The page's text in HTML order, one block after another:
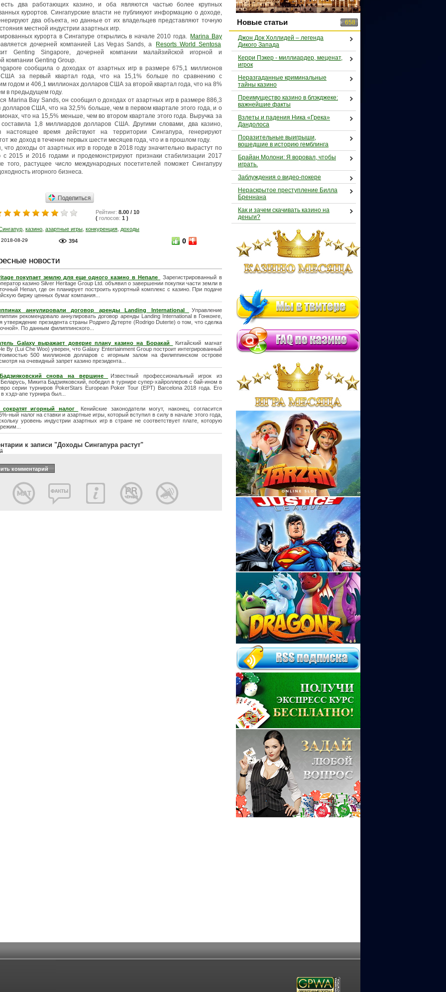
два работающих казино, и оба являются частью более крупных
курортов. Сингапурские власти не публикуют информацию о доходе,
два объекта, но данные от их владельцев представляют точную
местной индустрии азартных игр.
курорта в Сингапуре открылись в начале 2010 года.
Marina Bay
дочерней компанией Las Vegas Sands, а
Resorts World Sentosa
Genting Singapore, дочерней компании малайзийской игорной и
компании Genting Group.
сообщила о доходах от азартных игр в размере 675,1 миллионов
США за первый квартал года, что на 15,1% больше по сравнению с
годом и 406,1 миллионах долларов США за второй квартал года, что на 8%
в предыдущем году.
Marina Bay Sands, он сообщил о доходах от азартных игр в размере 886,3
долларов США, что на 32,5% больше, чем в первом квартале этого года, и о
что на 15,5% меньше, чем во втором квартале этого года. Выручка за
составила 1,8 миллиардов долларов США. Другими словами, два казино,
настоящее время действуют на территории Сингапура, генерируют
же доход в течение первых шести месяцев года, что и в прошлом году.
что доходы от азартных игр в городе в 2018 году значительно вырастут по
с 2015 и 2016 годами и продемонстрируют признаки стабилизации 2017
того, растущее число международных посетителей поможет Сингапуру
игорного бизнеса.
Рейтинг: 8.00 / 10
( голосов: 1 )
казино азартные игры конкуренция доходы
0
2018-08-29 394
новости
покупает землю для еще одного казино в Непале
Зарегистрированный в
казино Silver Heritage Group Ltd. объявил о завершении покупки части земли в
Непал, где он планирует построить курортный комплекс с казино. При подаче
биржу ценных бумаг компания...
аннулировали договор аренды Landing International
Управление
рекомендовало аннулировать договор аренды Landing International в Гонконге,
утверждение президента страны Родриго Дутерте (Rodrigo Duterte) о том, что сделка
По данным филиппинского...
Galaxy выражает доверие плану казино на Боракай
Китайский магнат
Ву (Lui Che Woo) уверен, что Galaxy Entertainment Group построит интегрированный
500 миллионов долларов с игорным залом на филиппинском острове
на очевидный запрет казино президента...
снова на вершине
Известный профессиональный игрок из
Микита Бадзияковский, победил в турнире супер-хайроллеров с бай-ином в
серии турниров PokerStars European Poker Tour (ЕРТ) Barcelona 2018 года. Его
хэдз-апе турнира был...
игорный налог
Кенийские законодатели могут, наконец, согласится
ный налог на ставки и азартные игры, который вступил в силу в начале этого года,
уровень индустрии азартных игр в стране не соответствует плате, которую
к записи "Доходы Сингапура растут"
Новые статьи 658
Джон Док Холлидей – легенда
Дикого Запада
Керри Пэкер - миллиардер, меценат,
игрок
Неразгаданные криминальные
тайны казино
Преимущество казино в блэкджеке:
важнейшие факты
Взлеты и падения Ника «Грека»
Дандолоса
Поразительные выигрыши,
вошедшие в историю гемблинга
Брайан Молони: Я воровал, чтобы
играть.
Заблуждения о видео-покере
Нераскрытое преступление Билла
Бреннана
Как и зачем скачивать казино на
деньги?